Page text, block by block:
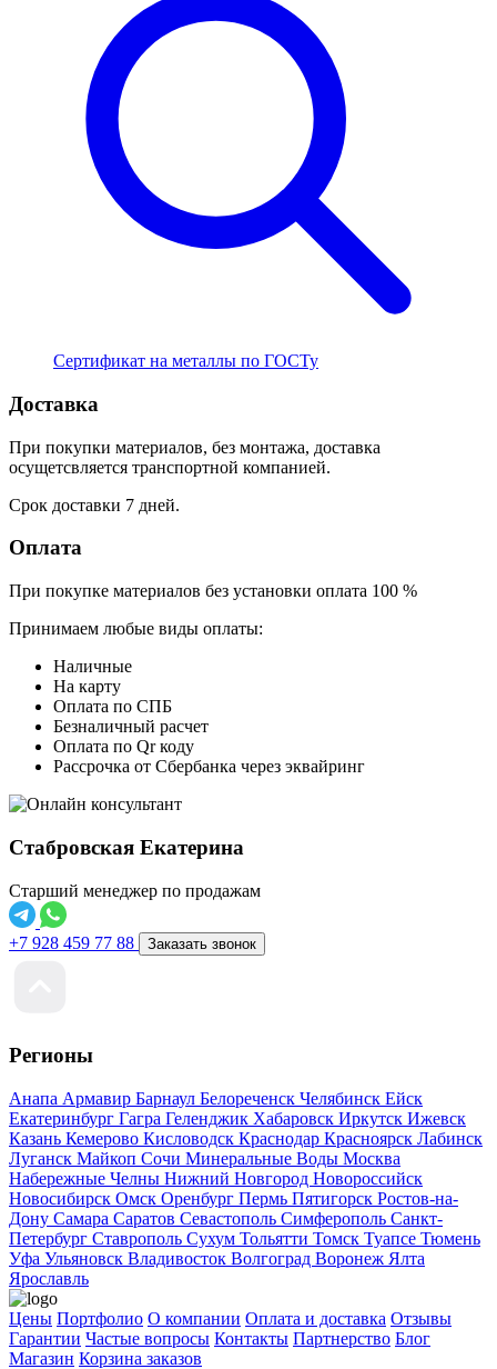
Сертификат на металлы по ГОСТу
Доставка
При покупки материалов, без монтажа, доставка
осущетсвляется транспортной компанией.
Срок доставки 7 дней.
Оплата
При покупке материалов без установки оплата 100 %
Принимаем любые виды оплаты:
Наличные
На карту
Оплата по СПБ
Безналичный расчет
Оплата по Qr коду
Рассрочка от Сбербанка через эквайринг
Стабровская Екатерина
Старший менеджер по продажам
+7 928 459 77 88 Заказать звонок
Регионы
Анапа Армавир Барнаул Белореченск Челябинск Ейск
Екатеринбург Гагра Геленджик Хабаровск Иркутск Ижевск
Казань Кемерово Кисловодск Краснодар Красноярск Лабинск
Луганск Майкоп Сочи Минеральные Воды Москва
Набережные Челны Нижний Новгород Новороссийск
Новосибирск Омск Оренбург Пермь Пятигорск Ростов-на-
Дону Самара Саратов Севастополь Симферополь Санкт-
Петербург Ставрополь Сухум Тольятти Томск Туапсе Тюмень
Уфа Ульяновск Владивосток Волгоград Воронеж Ялта
Ярославль
Цены Портфолио О компании Оплата и доставка Отзывы
Гарантии Частые вопросы Контакты Партнерство Блог
Магазин Корзина заказов